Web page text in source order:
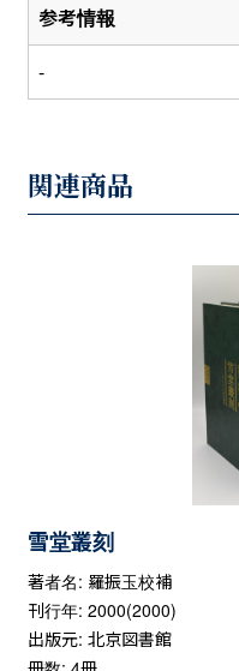
参考情報
-
関連商品
雪堂叢刻
著者名: 羅振玉校補
刊行年: 2000(2000)
出版元: 北京図書館